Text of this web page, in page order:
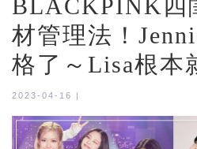
BLACKPINK四
材管理法！
格了～Lisa根本
2023-04-16 |